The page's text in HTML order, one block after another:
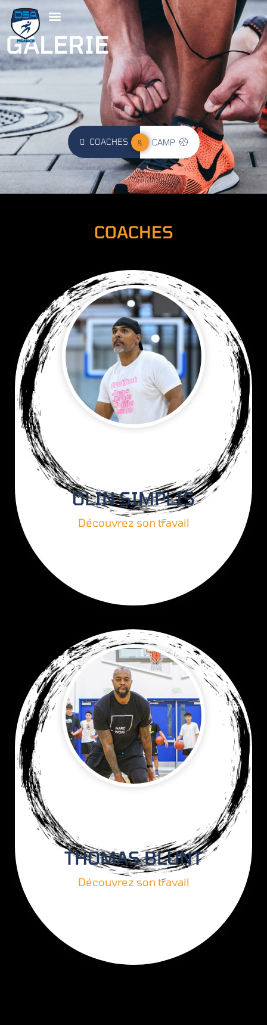
GALERIE
COACHES & CAMP
COACHES
OLIN SIMPLIS
Découvrez son travail
THOMAS BLUNT
Découvrez son travail